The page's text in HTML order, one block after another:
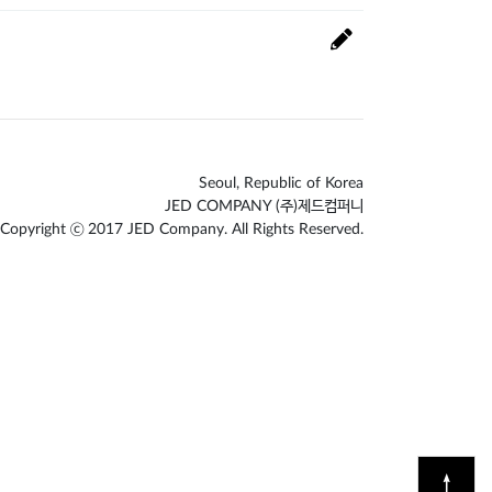
Seoul, Republic of Korea
JED COMPANY (주)제드컴퍼니
Copyright ⓒ 2017 JED Company. All Rights Reserved.
↑